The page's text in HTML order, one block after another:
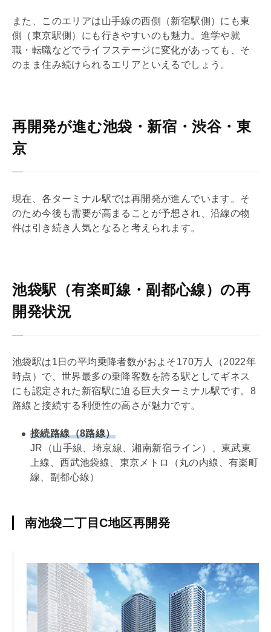
また、このエリアは山手線の西側（新宿駅側）にも東
側（東京駅側）にも行きやすいのも魅力。進学や就
職・転職などでライフステージに変化があっても、そ
のまま住み続けられるエリアといえるでしょう。
再開発が進む池袋・新宿・渋谷・東
京
現在、各ターミナル駅では再開発が進んでいます。そ
のため今後も需要が高まることが予想され、沿線の物
件は引き続き人気となると考えられます。
池袋駅（有楽町線・副都心線）の再
開発状況
池袋駅は1日の平均乗降者数がおよそ170万人（2022年
時点）で、世界最多の乗降客数を誇る駅としてギネス
にも認定された新宿駅に迫る巨大ターミナル駅です。8
路線と接続する利便性の高さが魅力です。
接続路線（8路線）
JR（山手線、埼京線、湘南新宿ライン）、東武東
上線、西武池袋線、東京メトロ（丸の内線、有楽町
線、副都心線）
南池袋二丁目C地区再開発